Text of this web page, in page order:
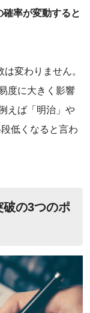
率が変動すると
変わりません。
度に大きく影響
えば「明治」や
低くなると言わ
破の3つのポ